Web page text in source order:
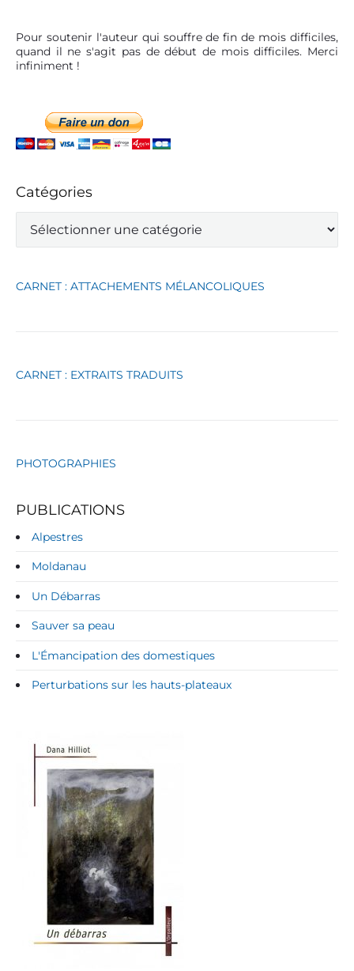
Pour soutenir l'auteur qui souffre de fin de mois difficiles,
quand il ne s'agit pas de début de mois difficiles. Merci
infiniment !
Catégories
t
o
CARNET : ATTACHEMENTS MÉLANCOLIQUES
CARNET : EXTRAITS TRADUITS
PHOTOGRAPHIES
PUBLICATIONS
Alpestres
Moldanau
Un Débarras
Sauver sa peau
L'Émancipation des domestiques
Perturbations sur les hauts-plateaux